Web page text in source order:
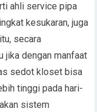
ahli service pipa
kesukaran, juga
secara
jika dengan manfaat
sedot kloset bisa
tinggi pada hari-
sistem